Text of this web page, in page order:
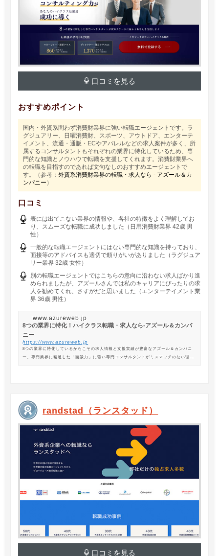
口コミを見る
おすすめポイント
国内・外資系問わず消費財業界に強い転職エージェントです。ラ
グジュアリー、日曜消費財、スポーツ、アウトドア、エンターテ
イメント、流通・通販・ECやアパレルなどの求人案件が多く、所
属するコンサルタントもそれぞれの業界に特化しているため、専
門的な知識とノウハウで転職を支援してくれます。消費財業界へ
の転職を目指すのであれば文句なしのおすすめエージェントで
す。（参考：外資系消費財業界の転職・求人なら - アズール＆カ
ンパニー ）
口コミ
表には出てこない業界の情報や、各社の特徴をよく理解してお
り、スムーズな転職に成功しました（日用消費財業界 42歳 男
性）
一般的な転職エージェントにはない専門的な知識を持っており、
面接等のアドバイスも適切で頼りがいがありました（ラグジュア
リー業界 32歳 女性）
別の転職エージェントではこちらの意向に沿わない求人ばかり進
められましたが、アズールさんでは私のキャリアにぴったりの求
人を勧めてくれ、さすがだと思いました（エンターテイメント業
界 36歳 男性）
www.azureweb.jp
8つの業界に特化！ハイクラス転職・求人なら-アズール＆カンパ
ニー
https://www.azureweb.jp
8つの業界に特化しているからこその求人情報と支援実績が豊富なアズール＆カンパニ
ー。専門業界に精通した「面談力」に強い専門コンサルタントがミスマッチのない理想
randstad（ランスタッド）
口コミを見る